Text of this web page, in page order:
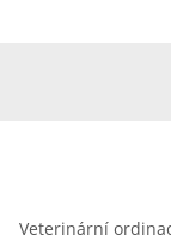
Veterinární